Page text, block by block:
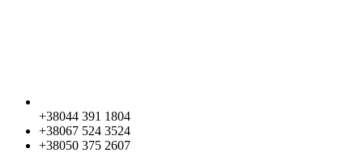
+38044 391 1804
+38067 524 3524
+38050 375 2607